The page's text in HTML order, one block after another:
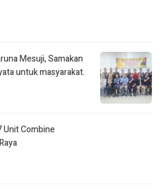
Mesuji, Samakan
untuk masyarakat.
Unit Combine